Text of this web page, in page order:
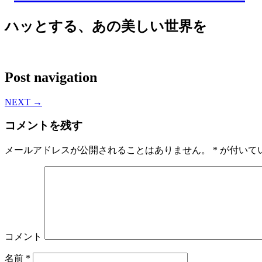
ハッとする、あの美しい世界を
Post navigation
NEXT →
コメントを残す
メールアドレスが公開されることはありません。 * が付いて
コメント
名前 *